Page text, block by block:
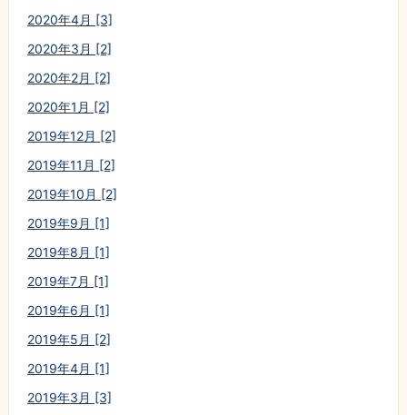
2020年4月 [3]
2020年3月 [2]
2020年2月 [2]
2020年1月 [2]
2019年12月 [2]
2019年11月 [2]
2019年10月 [2]
2019年9月 [1]
2019年8月 [1]
2019年7月 [1]
2019年6月 [1]
2019年5月 [2]
2019年4月 [1]
2019年3月 [3]